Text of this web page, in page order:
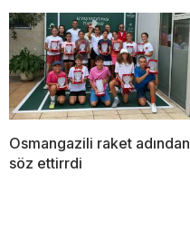
Osmangazili raket adından
söz ettirrdi